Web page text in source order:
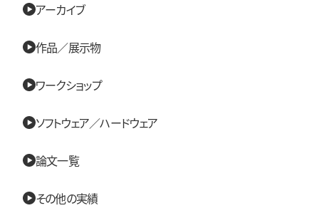
アーカイブ
作品／展示物
ワークショップ
ソフトウェア／ハードウェア
論文一覧
その他の実績